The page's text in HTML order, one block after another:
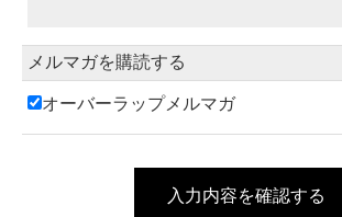
メルマガを購読する
オーバーラップメルマガ
入力内容を確認する